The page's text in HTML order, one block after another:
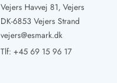
Vejers Havvej 81, Vejers
DK-6853 Vejers Strand
vejers@esmark.dk
Tlf: +45 69 15 96 17